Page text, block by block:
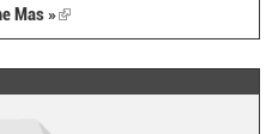
Mas »(link